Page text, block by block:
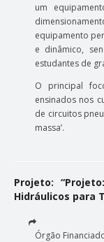
um
equipamento
e dinâmico,
estudantes de
O principal
ensinados nos
de circuitos
massa’.
Projeto:
Hidráulicos para
Órgão